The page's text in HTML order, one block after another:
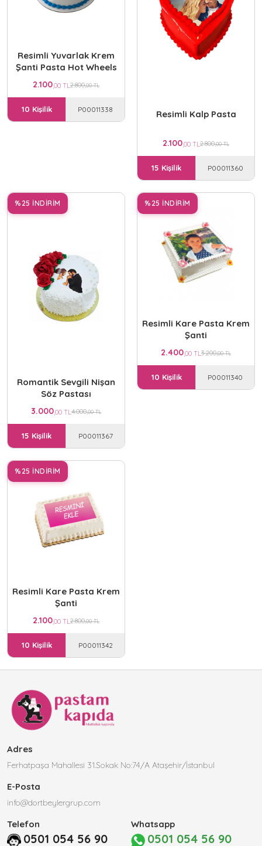
Resimli Yuvarlak Krem
Şanti Pasta Hot Wheels
2.100,00 TL2.800,00 TL
10 Kişilik P00011338 Resimli Kalp Pasta
2.100,00 TL2.800,00 TL
15 Kişilik P00011360
%25 İNDİRİM
Romantik Sevgili Nişan
Söz Pastası
3.000,00 TL4.000,00 TL
15 Kişilik P00011367
%25 İNDİRİM
Resimli Kare Pasta Krem
Şanti
2.400,00 TL3.200,00 TL
10 Kişilik P00011340
%25 İNDİRİM
Resimli Kare Pasta Krem
Şanti
2.100,00 TL2.800,00 TL
10 Kişilik P00011342
Adres
Ferhatpaşa Mahallesi 31.Sokak No:74/A Ataşehir/İstanbul
E-Posta
info@dortbeylergrup.com
Telefon
0501 054 56 90
Whatsapp
0501 054 56 90